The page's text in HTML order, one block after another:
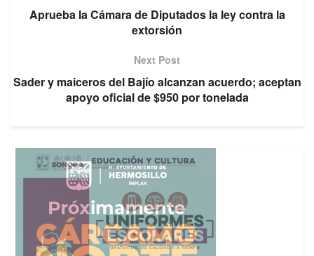
Aprueba la Cámara de Diputados la ley contra la
extorsión
Next Post
Sader y maiceros del Bajío alcanzan acuerdo; aceptan
apoyo oficial de $950 por tonelada